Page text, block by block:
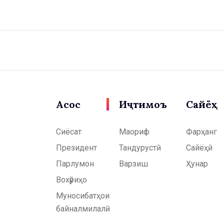
Асосӣ
Сиёсат
Президент
Парлумон
Вохӯриҳо
Муносибатҳои
байналмилалӣ
Иҷтимоъ
Маориф
Тандурустӣ
Варзиш
Сайёҳӣ
Фарҳанг
Сайёҳӣ
Ҳунар